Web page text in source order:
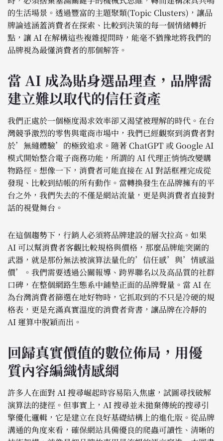
的生活場景。透過豐富的主題聚類(Topic Clusters)，讓品
牌論述涵蓋消費者在探索、比較到決策的每一個情緒轉折
點，讓 AI 在解構這些複雜提問時，能毫不猶豫地將我們的
品牌視為最懂消費者的那個解答。
當 AI 成為貼身選品理查，品牌需
建立難以取代的信任資產
我們正處於一個極度渴求效率卻又渴望被理解的時代。在台
灣競爭激烈的零售與電商市場中，我們已經觀察到消費者對
於’無縫體驗’的極致追求。隨著 ChatGPT 或 Google AI
模式開始整合電子商務功能，所謂的 AI 代理正悄悄改變購
物路徑。想像一下，消費者可能直接在 AI 對話框裡完成從
發現、比較到結帳的所有動作。當轉換發生在品牌擁有的平
台之外，我們失去的不僅是網站流量，更是與消費者直接對
話的視覺舞台。
在這個趨勢下，行銷人必須將品牌建設的層次拉高。如果
AI 可以幫消費者客觀比較規格與價格，那麼品牌能突圍的
武器，就是那份無法被演算法量化的’信任感’與’情感溢
價’。我們需要透過公關報導、跨界聯名以及高品質的社群
口碑，在整個網路生態系中鋪墊正面的品牌聲量。當 AI 在
為台灣消費者篩選在地好物時，它抓取到的不只是冷硬的規
格表，更是充滿真實溫度的消費者背書，讓品牌在冷靜的
AI 運算中脫穎而出。
回歸真實價值的數位佈局，用優
質內容編織情感網
許多人在面對 AI 搜尋崛起時容易陷入焦慮，試圖尋找破解
演算法的捷徑。但事實上，AI 搜尋並未拋棄傳統的搜尋引
擎優化邏輯，它是建立在良好基礎結構上的進化版。從品牌
溝通的角度來看，確保網站具備優良的爬蟲可讀性、清晰的